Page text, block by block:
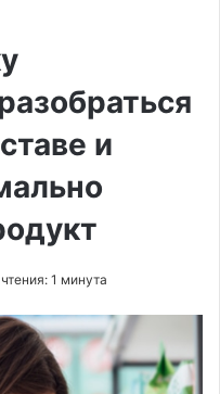
и
1 минута